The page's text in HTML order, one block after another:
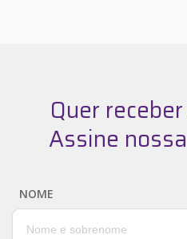
Quer
Assine
NOME